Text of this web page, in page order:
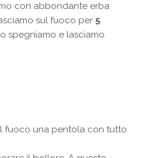
con abbondante erba
sul fuoco per 5
spegniamo e lasciamo
fuoco una pentola con tutto